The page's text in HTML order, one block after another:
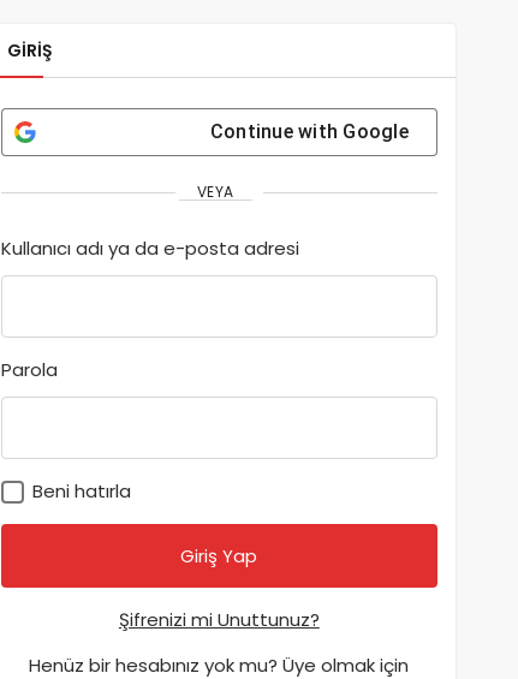
GIRIŞ
Continue with Google
VEYA
Kullanıcı adı ya da e-posta adresi
Parola
Beni hatırla
Şifrenizi mi Unuttunuz?
Henüz bir hesabınız yok mu? Üye olmak için